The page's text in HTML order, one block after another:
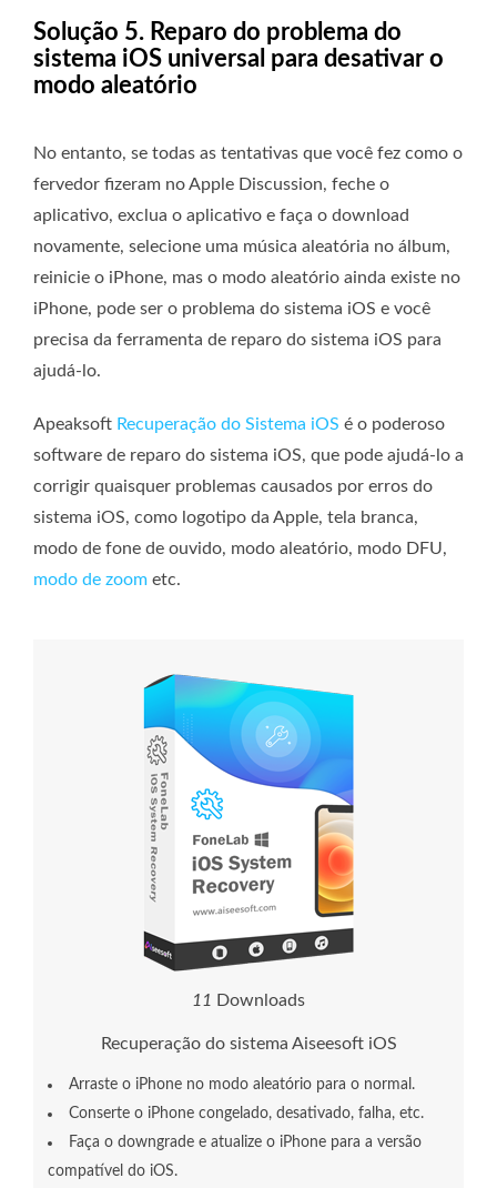
Solução 5. Reparo do problema do
sistema iOS universal para desativar o
modo aleatório
No entanto, se todas as tentativas que você fez como o
fervedor fizeram no Apple Discussion, feche o
aplicativo, exclua o aplicativo e faça o download
novamente, selecione uma música aleatória no álbum,
reinicie o iPhone, mas o modo aleatório ainda existe no
iPhone, pode ser o problema do sistema iOS e você
precisa da ferramenta de reparo do sistema iOS para
ajudá-lo.
Apeaksoft Recuperação do Sistema iOS é o poderoso
software de reparo do sistema iOS, que pode ajudá-lo a
corrigir quaisquer problemas causados ​​por erros do
sistema iOS, como logotipo da Apple, tela branca,
modo de fone de ouvido, modo aleatório, modo DFU,
modo de zoom etc.
1 1 Downloads
Recuperação do sistema Aiseesoft iOS
Arraste o iPhone no modo aleatório para o normal.
Conserte o iPhone congelado, desativado, falha, etc.
Faça o downgrade e atualize o iPhone para a versão
compatível do iOS.